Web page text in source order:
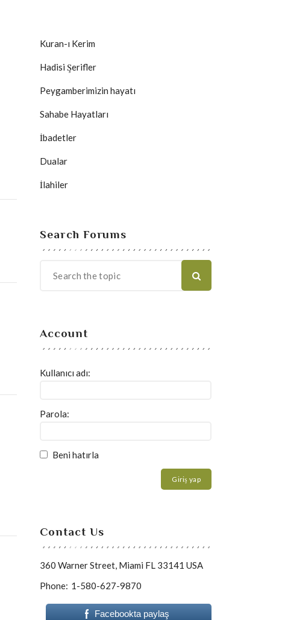
Kuran-ı Kerim
Hadisi Şerifler
Peygamberimizin hayatı
Sahabe Hayatları
İbadetler
Dualar
İlahiler
Search Forums
Account
Kullanıcı adı:
Parola:
Beni hatırla
Giriş yap
Contact Us
360 Warner Street, Miami FL 33141 USA
Phone: 1-580-627-9870
Facebookta paylaş